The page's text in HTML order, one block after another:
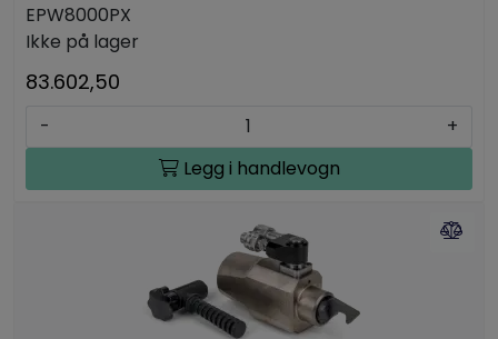
EPW8000PX
Ikke på lager
83.602,50
-
+
Legg i handlevogn